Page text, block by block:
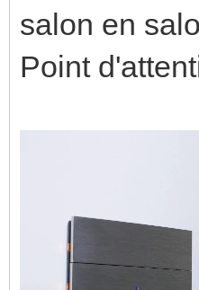
salon en
Point